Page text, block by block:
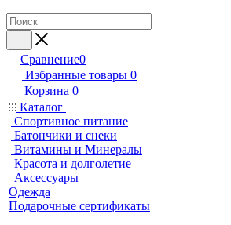
Сравнение0
Избранные товары 0
Корзина 0
Каталог
Спортивное питание
Батончики и снеки
Витамины и Минералы
Красота и долголетие
Аксессуары
Одежда
Подарочные сертификаты